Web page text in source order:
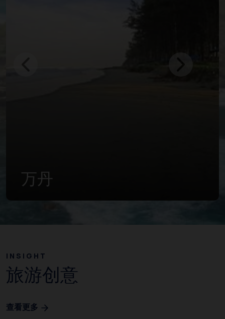
万丹
INSIGHT
旅游创意
查看更多